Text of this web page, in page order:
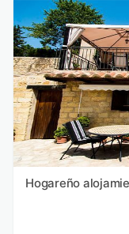
Hogareño